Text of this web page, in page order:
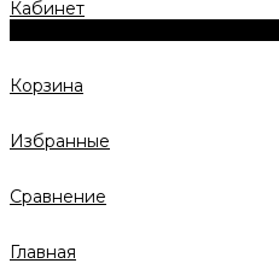
Кабинет
Корзина
Избранные
Сравнение
Главная